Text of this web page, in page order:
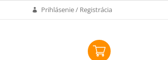
Prihlásenie / Registrácia